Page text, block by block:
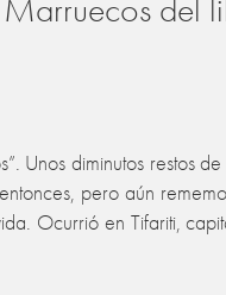
del
Unos diminutos restos
pero aún
Ocurrió en Tifariti,